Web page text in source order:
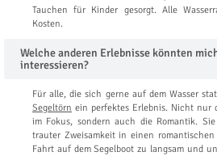
Tauchen für Kinder gesorgt. Alle
Kosten.
Welche anderen Erlebnisse könnten
interessieren?
Für alle, die sich gerne auf dem Wasser
Segeltörn ein perfektes Erlebnis. Nicht nur
im Fokus, sondern auch die Romantik.
trauter Zweisamkeit in einen
Fahrt auf dem Segelboot zu langsam und